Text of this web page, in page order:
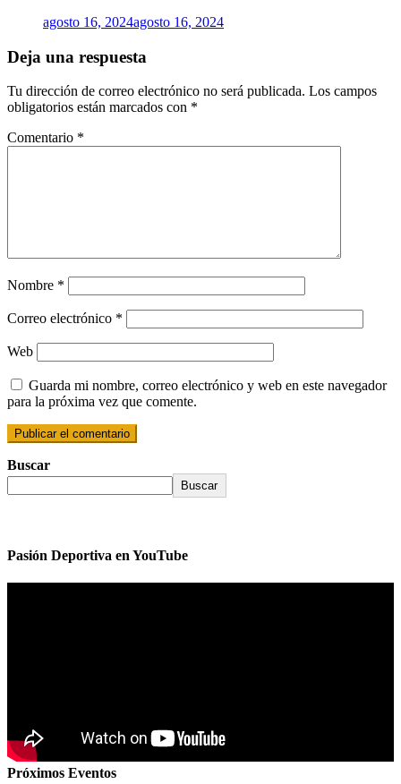
agosto 16, 2024agosto 16, 2024
Deja una respuesta
Tu dirección de correo electrónico no será publicada. Los campos
obligatorios están marcados con *
Comentario *
Nombre *
Correo electrónico *
Web
Guarda mi nombre, correo electrónico y web en este navegador
para la próxima vez que comente.
Buscar
Buscar
Pasión Deportiva en YouTube
Próximos Eventos